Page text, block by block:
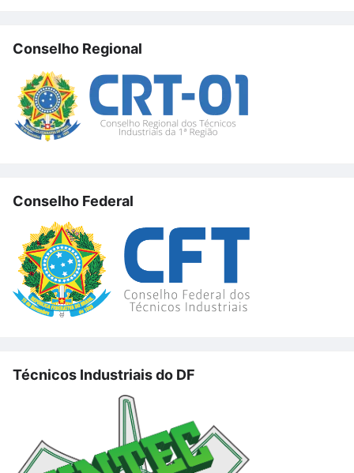
Conselho Regional
Conselho Federal
Técnicos Industriais do DF